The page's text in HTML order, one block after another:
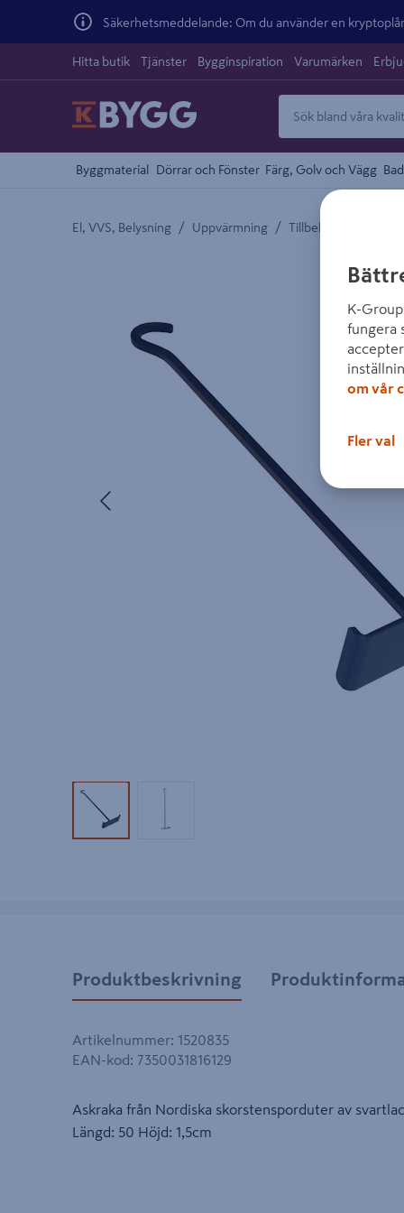
Säkerhetsmeddelande: Om du använder en
Hitta butik Tjänster Bygginspiration Varumärken
Byggmaterial Dörrar och Fönster Färg, Golv och Vägg
El, VVS, Belysning / Uppvärmning / Tillbehör Eldstäder
Produktbild 1
Produktbeskrivning
Artikelnummer: 1520835
EAN-kod: 7350031816129
Askraka från Nordiska skorstensporduter av
Längd: 50 Höjd: 1,5cm
K-
fungera
om vår
Fler val